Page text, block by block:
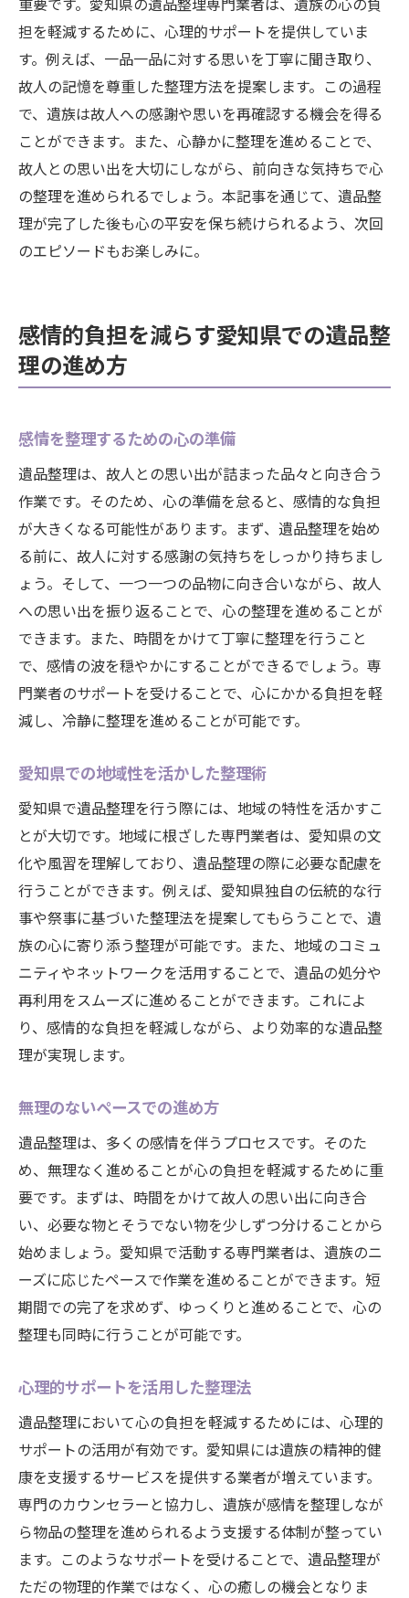
担を軽減するために、心理的サポートを提供していま
す。例えば、一品一品に対する思いを丁寧に聞き取り、
故人の記憶を尊重した整理方法を提案します。この過程
で、遺族は故人への感謝や思いを再確認する機会を得る
ことができます。また、心静かに整理を進めることで、
故人との思い出を大切にしながら、前向きな気持ちで心
の整理を進められるでしょう。本記事を通じて、遺品整
理が完了した後も心の平安を保ち続けられるよう、次回
のエピソードもお楽しみに。
感情的負担を減らす愛知県での遺品整
理の進め方
感情を整理するための心の準備
遺品整理は、故人との思い出が詰まった品々と向き合う
作業です。そのため、心の準備を怠ると、感情的な負担
が大きくなる可能性があります。まず、遺品整理を始め
る前に、故人に対する感謝の気持ちをしっかり持ちまし
ょう。そして、一つ一つの品物に向き合いながら、故人
への思い出を振り返ることで、心の整理を進めることが
できます。また、時間をかけて丁寧に整理を行うこと
で、感情の波を穏やかにすることができるでしょう。専
門業者のサポートを受けることで、心にかかる負担を軽
減し、冷静に整理を進めることが可能です。
愛知県での地域性を活かした整理術
愛知県で遺品整理を行う際には、地域の特性を活かすこ
とが大切です。地域に根ざした専門業者は、愛知県の文
化や風習を理解しており、遺品整理の際に必要な配慮を
行うことができます。例えば、愛知県独自の伝統的な行
事や祭事に基づいた整理法を提案してもらうことで、遺
族の心に寄り添う整理が可能です。また、地域のコミュ
ニティやネットワークを活用することで、遺品の処分や
再利用をスムーズに進めることができます。これによ
り、感情的な負担を軽減しながら、より効率的な遺品整
理が実現します。
無理のないペースでの進め方
遺品整理は、多くの感情を伴うプロセスです。そのた
め、無理なく進めることが心の負担を軽減するために重
要です。まずは、時間をかけて故人の思い出に向き合
い、必要な物とそうでない物を少しずつ分けることから
始めましょう。愛知県で活動する専門業者は、遺族のニ
ーズに応じたペースで作業を進めることができます。短
期間での完了を求めず、ゆっくりと進めることで、心の
整理も同時に行うことが可能です。
心理的サポートを活用した整理法
遺品整理において心の負担を軽減するためには、心理的
サポートの活用が有効です。愛知県には遺族の精神的健
康を支援するサービスを提供する業者が増えています。
専門のカウンセラーと協力し、遺族が感情を整理しなが
ら物品の整理を進められるよう支援する体制が整ってい
ます。このようなサポートを受けることで、遺品整理が
ただの物理的作業ではなく、心の癒しの機会となりま